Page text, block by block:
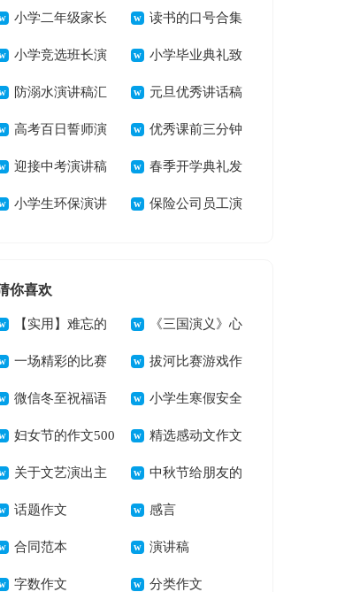
小学二年级家长
发言稿精选15篇
读书的口号合集
15篇
小学竞选班长演
稿(15篇)
小学毕业典礼致
辞
防溺水演讲稿汇
15篇
元旦优秀讲话稿
(15篇)
高考百日誓师演
稿(集合15篇)
优秀课前三分钟
演讲稿
迎接中考演讲稿 春季开学典礼发
言稿(集锦15篇)
小学生环保演讲 保险公司员工演
你喜欢
【实用】难忘的
一儿童节作文300
5篇
《三国演义》心
得体会
一场精彩的比赛
文13篇
拔河比赛游戏作
文
微信冬至祝福语 小学生寒假安全
教育演讲稿
妇女节的作文500
锦集9篇
精选感动文作文
400字汇总6篇
关于文艺演出主
词模板汇总十篇
中秋节给朋友的
温馨祝福语
话题作文 感言
合同范本 演讲稿
字数作文 分类作文